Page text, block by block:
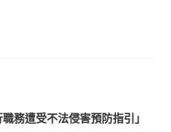
務遭受不法侵害預防指引」